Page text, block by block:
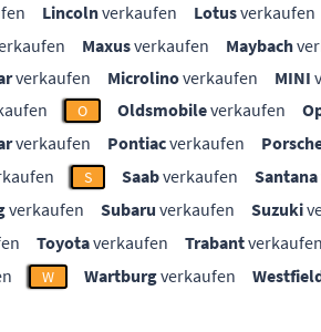
Lincolnverkaufen Lotusverkaufen
Maxusverkaufen Maybach
verkaufen Microlinoverkaufen MINI
O Oldsmobileverkaufen
verkaufen Pontiacverkaufen
S Saabverkaufen Santana
verkaufen Subaru verkaufen Suzuki
Toyotaverkaufen Trabantverkaufen
W Wartburgverkaufen